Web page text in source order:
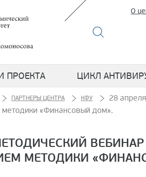
О
ПРОЕКТА ЦИКЛ
ПАРТНЕРЫ ЦЕНТРА КФУ
28
«Финансовый дом».
МЕТОДИКИ